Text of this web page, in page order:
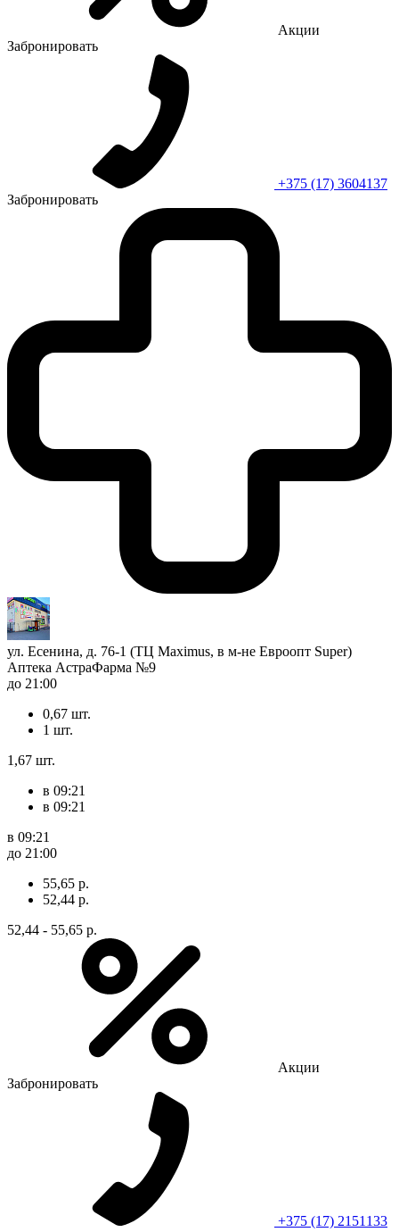
Акции
Забронировать
+375 (17) 3604137
Забронировать
ул. Есенина, д. 76-1 (ТЦ Maximus, в м-не Евроопт Super)
Аптека АстраФарма №9
до 21:00
0,67 шт.
1 шт.
1,67 шт.
в 09:21
в 09:21
в 09:21
до 21:00
55,65 р.
52,44 р.
52,44 - 55,65 р.
Акции
Забронировать
+375 (17) 2151133